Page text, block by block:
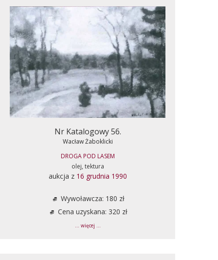
Nr Katalogowy 56.
Wacław Żaboklicki
DROGA POD LASEM
olej, tektura
aukcja z 16 grudnia 1990
Wywoławcza: 180 zł
Cena uzyskana: 320 zł
... więcej ...